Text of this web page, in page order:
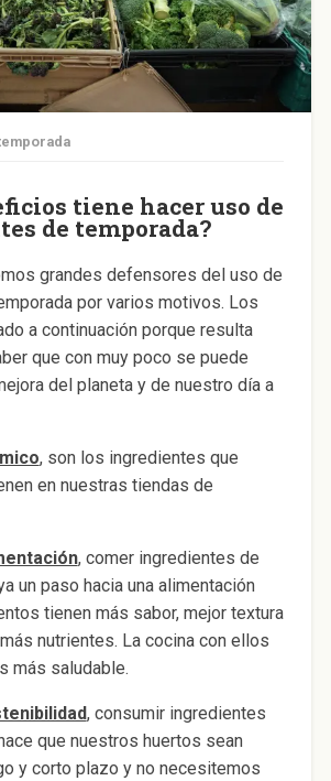
tiene hacer uso de
de temporada?
grandes defensores del uso de
por varios motivos. Los
a continuación porque resulta
que con muy poco se puede
del planeta y de nuestro día a
, son los ingredientes que
en nuestras tiendas de
, comer ingredientes de
un paso hacia una alimentación
tienen más sabor, mejor textura
nutrientes. La cocina con ellos
más saludable.
, consumir ingredientes
que nuestros huertos sean
y corto plazo y no necesitemos